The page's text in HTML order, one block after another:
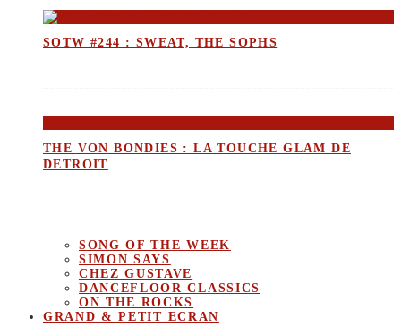
SOTW #244 : SWEAT, THE SOPHS
THE VON BONDIES : LA TOUCHE GLAM DE
DETROIT
SONG OF THE WEEK
SIMON SAYS
CHEZ GUSTAVE
DANCEFLOOR CLASSICS
ON THE ROCKS
GRAND & PETIT ECRAN